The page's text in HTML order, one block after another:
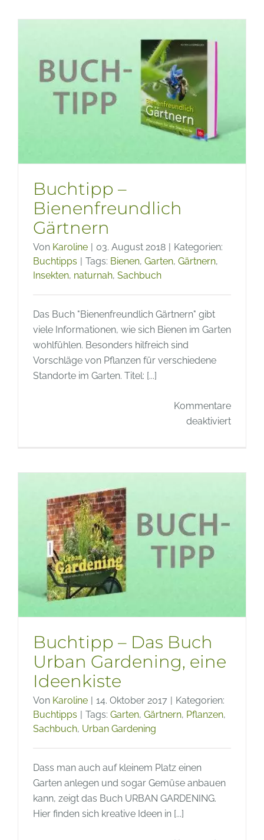
Buchtipp –
Bienenfreundlich
Gärtnern
Von Karoline | 03. August 2018 | Kategorien:
Buchtipps | Tags: Bienen, Garten, Gärtnern,
Insekten, naturnah, Sachbuch
Das Buch "Bienenfreundlich Gärtnern" gibt
viele Informationen, wie sich Bienen im Garten
wohlfühlen. Besonders hilfreich sind
Vorschläge von Pflanzen für verschiedene
Standorte im Garten. Titel: [...]
Kommentare
deaktiviertfür
Buchtipp – Das Buch
Urban Gardening, eine
Ideenkiste
Von Karoline | 14. Oktober 2017 | Kategorien:
Buchtipps | Tags: Garten, Gärtnern, Pflanzen,
Sachbuch, Urban Gardening
Dass man auch auf kleinem Platz einen
Garten anlegen und sogar Gemüse anbauen
kann, zeigt das Buch URBAN GARDENING.
Hier finden sich kreative Ideen in [...]